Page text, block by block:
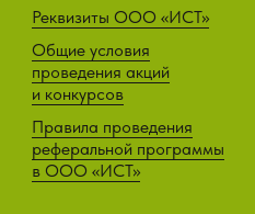
Реквизиты ООО «ИСТ»
Общие условия
проведения акций
и конкурсов
Правила проведения
реферальной программы
в ООО «ИСТ»